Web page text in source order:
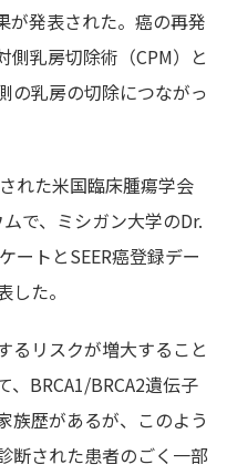
が発表された。癌の再発
側乳房切除術（CPM）と
の乳房の切除につながっ
れた米国臨床腫瘍学会
ムで、ミシガン大学のDr.
ートとSEER癌登録デー
た。
るリスクが増大すること
BRCA1/BRCA2遺伝子
族歴があるが、このよう
断された患者のごく一部